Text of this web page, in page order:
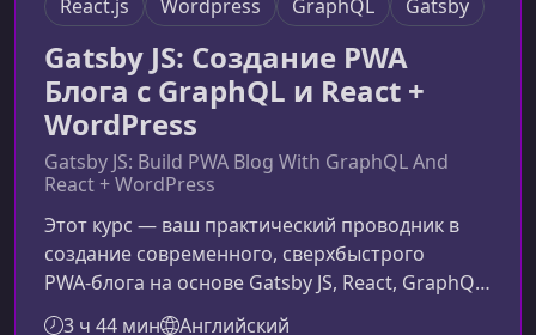
React.js
Wordpress GraphQL Gatsby
Gatsby JS: Создание PWA
Блога с GraphQL и React +
WordPress
Gatsby JS: Build PWA Blog With GraphQL And
React + WordPress
Этот курс — ваш практический проводник в
создание современного, сверхбыстрого
PWA‑блога на основе Gatsby JS, React, GraphQL
и WordPress. Вы узнаете, как объединить
3 ч 44 мин Английский